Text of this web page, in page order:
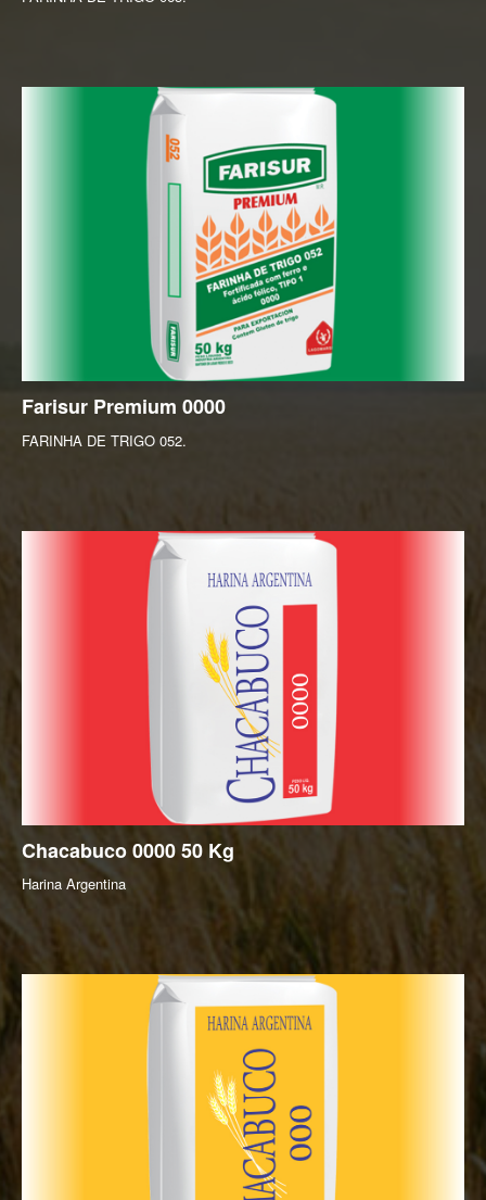
Farisur Premium 0000
FARINHA DE TRIGO 052.
Chacabuco000050 Kg
Harina Argentina